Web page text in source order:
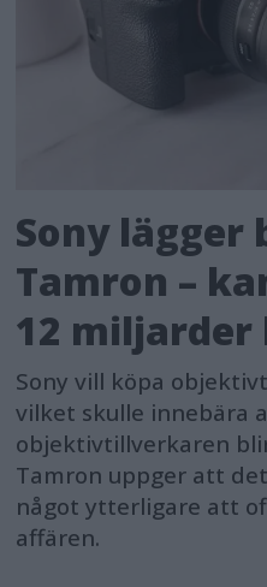
Sony lägger
Tamron –
12
Sony vill köpa
vilket skulle innebära
objektivtillverkaren
Tamron uppger att
något ytterligare att
affären.